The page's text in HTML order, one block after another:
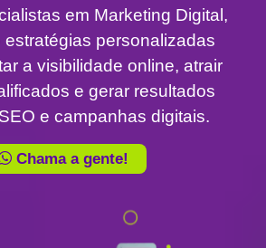
em Marketing Digital,
personalizadas
a visibilidade online, atrair
e gerar resultados
e campanhas digitais.
Chama a gente!